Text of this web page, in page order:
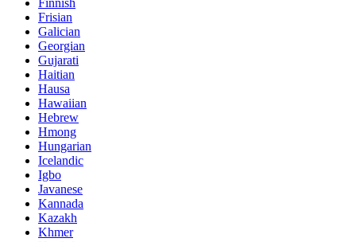
Finnish
Frisian
Galician
Georgian
Gujarati
Haitian
Hausa
Hawaiian
Hebrew
Hmong
Hungarian
Icelandic
Igbo
Javanese
Kannada
Kazakh
Khmer